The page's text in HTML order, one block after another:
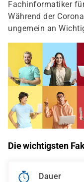
Fachinformatiker
Während der
ungemein an
Die wichtigsten
Dauer